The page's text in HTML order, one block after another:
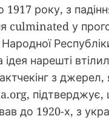
1917 року, з
culminated у
Народної
ідея нарешті
з джерел,
підтверджує,
до 1920-х, з